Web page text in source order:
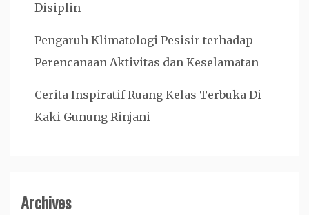
Disiplin
Pengaruh Klimatologi Pesisir terhadap
Perencanaan Aktivitas dan Keselamatan
Cerita Inspiratif Ruang Kelas Terbuka Di
Kaki Gunung Rinjani
Archives